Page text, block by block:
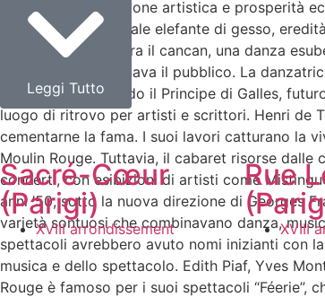
ottimismo, innovazione artistica e prosperità
giardini, una colossale elefante di gesso,
del Moulin Rouge era il cancan, una danza
vitalità che affascinava il pubblico. La
che nel 1890, quando il Principe di Galles,
luogo di ritrovo per artisti e scrittori. Henri de
cementarne la fama. I suoi lavori catturano la
Moulin Rouge. Tuttavia, il cabaret risorse
concerti, con esibizioni di artisti come
anni ’50, sotto la nuova direzione di Georges
varietà sontuosi che combinavano danza,
spettacoli avrebbero avuto nomi inizianti con la
musica e dello spettacolo. Edith Piaf, Yves
Rouge è famoso per i suoi spettacoli
Leggi Tutto
Sacré-Cœur
(Parigi)
XVIII arrondissement
Rue
XVIII